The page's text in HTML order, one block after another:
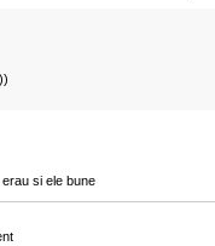
si ele bune